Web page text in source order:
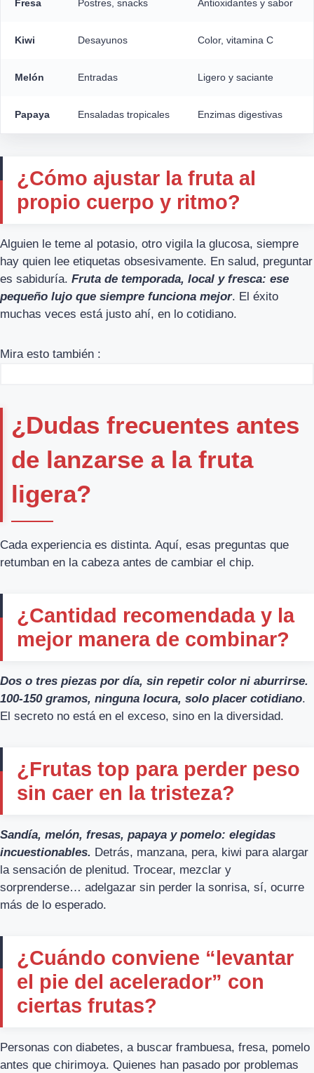
Fresa Postres, snacks Antioxidantes y sabor
Kiwi Desayunos Color, vitamina C
Melón Entradas Ligero y saciante
Papaya Ensaladas tropicales Enzimas digestivas
¿Cómo ajustar la fruta al
propio cuerpo y ritmo?
Alguien le teme al potasio, otro vigila la glucosa, siempre
hay quien lee etiquetas obsesivamente. En salud, preguntar
es sabiduría. Fruta de temporada, local y fresca: ese
pequeño lujo que siempre funciona mejor. El éxito
muchas veces está justo ahí, en lo cotidiano.
Mira esto también :
¿Dudas frecuentes antes
de lanzarse a la fruta
ligera?
Cada experiencia es distinta. Aquí, esas preguntas que
retumban en la cabeza antes de cambiar el chip.
¿Cantidad recomendada y la
mejor manera de combinar?
Dos o tres piezas por día, sin repetir color ni aburrirse.
100-150 gramos, ninguna locura, solo placer cotidiano.
El secreto no está en el exceso, sino en la diversidad.
¿Frutas top para perder peso
sin caer en la tristeza?
Sandía, melón, fresas, papaya y pomelo: elegidas
incuestionables. Detrás, manzana, pera, kiwi para alargar
la sensación de plenitud. Trocear, mezclar y
sorprenderse… adelgazar sin perder la sonrisa, sí, ocurre
más de lo esperado.
¿Cuándo conviene “levantar
el pie del acelerador” con
ciertas frutas?
Personas con diabetes, a buscar frambuesa, fresa, pomelo
antes que chirimoya. Quienes han pasado por problemas